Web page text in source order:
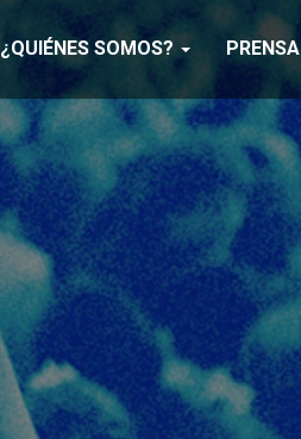
¿QUIÉNES SOMOS? PRENSA